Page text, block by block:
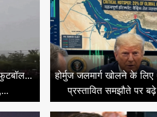
होर्मुज जलमार्ग खोलने के
प्रस्तावित समझौते पर